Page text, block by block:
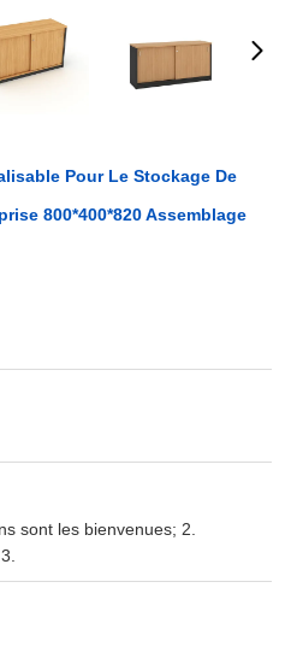
Pour Le Stockage De
800*400*820 Assemblage
sont les bienvenues; 2.